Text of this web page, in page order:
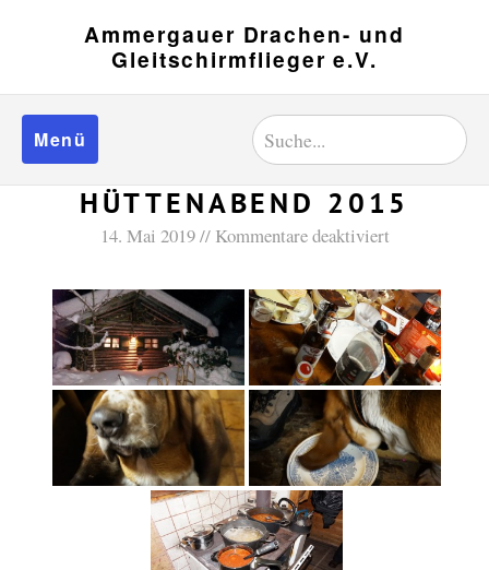
Ammergauer Drachen- und
Gleitschirmflieger e.V.
Menü
HÜTTENABEND 2015
14. Mai 2019 Kommentare deaktiviert